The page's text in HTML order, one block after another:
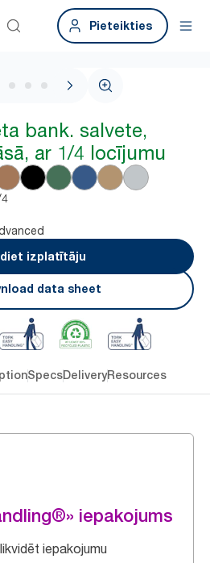
Pieteikties
1 / 5
bank. salvete,
ar 1/4 locījumu
izplatītāju
data sheet
SpecsDeliveryResources
iepakojums
iepakojumu